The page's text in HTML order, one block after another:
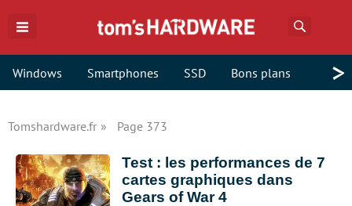
Windows Smartphones SSD Bons plans >
Tomshardware.fr Page 373
Test : les performances de 7
cartes graphiques dans
Gears of War 4